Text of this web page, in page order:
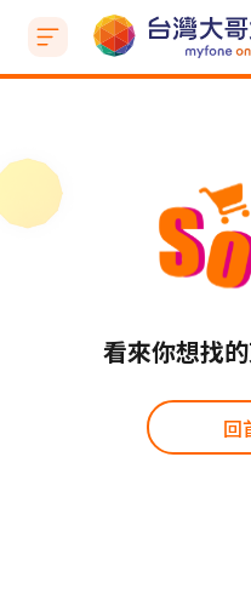
看來你想找
回